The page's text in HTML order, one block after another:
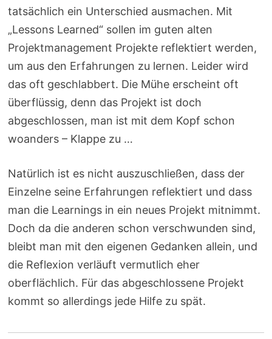
tatsächlich ein Unterschied ausmachen. Mit
„Lessons Learned“ sollen im guten alten
Projektmanagement Projekte reflektiert werden,
um aus den Erfahrungen zu lernen. Leider wird
das oft geschlabbert. Die Mühe erscheint oft
überflüssig, denn das Projekt ist doch
abgeschlossen, man ist mit dem Kopf schon
woanders – Klappe zu …
Natürlich ist es nicht auszuschließen, dass der
Einzelne seine Erfahrungen reflektiert und dass
man die Learnings in ein neues Projekt mitnimmt.
Doch da die anderen schon verschwunden sind,
bleibt man mit den eigenen Gedanken allein, und
die Reflexion verläuft vermutlich eher
oberflächlich. Für das abgeschlossene Projekt
kommt so allerdings jede Hilfe zu spät.